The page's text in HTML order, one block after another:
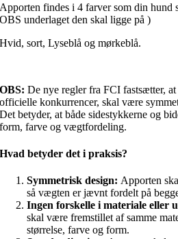
Apporten findes i 4 farver som din hund
OBS underlaget den skal ligge på )
Hvid, sort, Lyseblå og mørkeblå.
OBS: De nye regler fra FCI fastsætter,
officielle konkurrencer, skal være
Det betyder, at både sidestykkerne og
form, farve og vægtfordeling.
Hvad betyder det i praksis?
Symmetrisk design: Apporten
så vægten er jævnt fordelt på
Ingen forskelle i materiale eller
skal være fremstillet af samme
størrelse, farve og form.